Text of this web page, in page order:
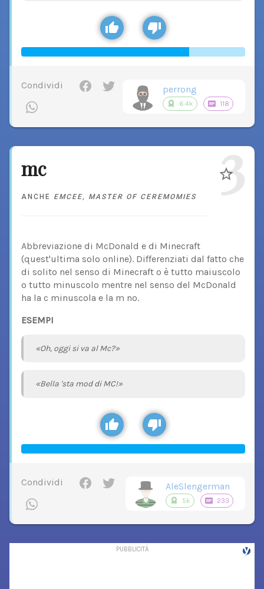
Condividi perrong
6.4k 118
mc
ANCHE EMCEE, MASTER OF CEREMOMIES 3
Abbreviazione di McDonald e di Minecraft
(quest'ultima solo online). Differenziati dal fatto che
di solito nel senso di Minecraft o è tutto maiuscolo
o tutto minuscolo mentre nel senso del McDonald
ha la c minuscola e la m no.
ESEMPI
«Oh, oggi si va al Mc?»
«Bella 'sta mod di MC!»
Condividi AleSlengerman
5k 233